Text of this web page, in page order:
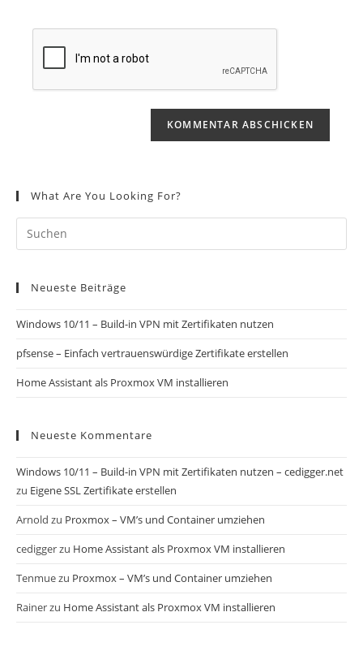
What Are You Looking For?
Neueste Beiträge
Windows 10/11 – Build-in VPN mit Zertifikaten nutzen
pfsense – Einfach vertrauenswürdige Zertifikate erstellen
Home Assistant als Proxmox VM installieren
Neueste Kommentare
Windows 10/11 – Build-in VPN mit Zertifikaten nutzen – cedigger.net
zu Eigene SSL Zertifikate erstellen
Arnold zu Proxmox – VM’s und Container umziehen
cediggerzu Home Assistant als Proxmox VM installieren
Tenmuezu Proxmox – VM’s und Container umziehen
Rainerzu Home Assistant als Proxmox VM installieren